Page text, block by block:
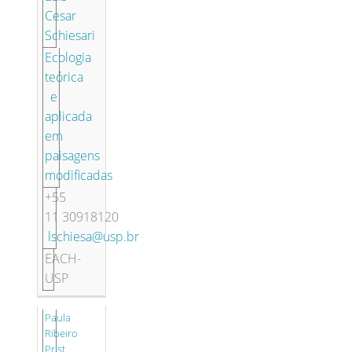
Cesar
Schiesari
Ecologia
teórica
e
aplicada
em
paisagens
modificadas
+55
11 30918120
lschiesa@usp.br
EACH-
USP
Paula
Ribeiro
Prist